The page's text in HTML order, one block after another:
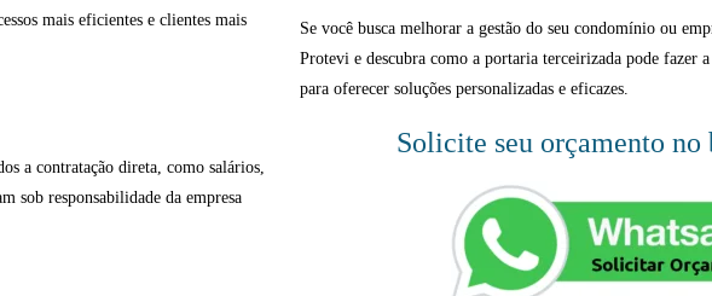
mais eficientes e clientes mais
a contratação direta, como salários,
sob responsabilidade da empresa
Se você busca melhorar a gestão do seu condomínio ou
Protevi e descubra como a portaria terceirizada pode fazer
para oferecer soluções personalizadas e eficazes.
Solicite seu orçamento no